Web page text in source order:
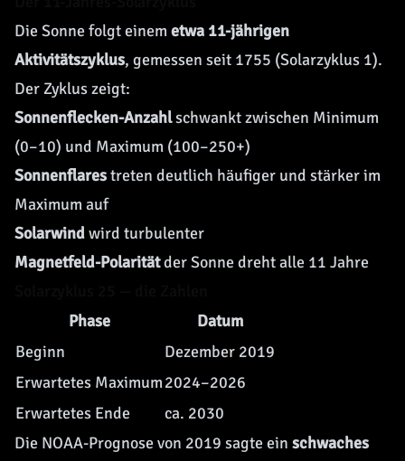
Die Sonne folgt einemetwa 11-jährigen
Aktivitätszyklus, gemessen seit 1755 (Solarzyklus 1).
Der Zyklus zeigt:
Sonnenflecken-Anzahlschwankt zwischen Minimum
(0–10) und Maximum (100–250+)
Sonnenflarestreten deutlich häufiger und stärker im
Maximum auf
Solarwindwird turbulenter
Magnetfeld-Polaritätder Sonne dreht alle 11 Jahre
Phase
Datum
Beginn
Dezember 2019
Erwartetes Maximum2024–2026
Erwartetes Ende
ca. 2030
Die NOAA-Prognose von 2019 sagte ein schwaches